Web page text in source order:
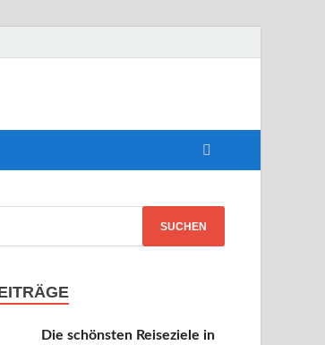
Die schönsten Reiseziele in